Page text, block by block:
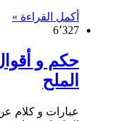
أكمل القراءة »
6٬327
الملح
عبارات و كلام